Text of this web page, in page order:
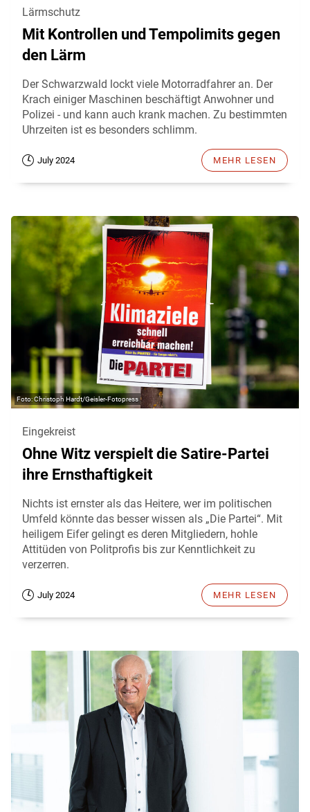
Lärmschutz
Mit Kontrollen und Tempolimits gegen
den Lärm
Der Schwarzwald lockt viele Motorradfahrer an. Der
Krach einiger Maschinen beschäftigt Anwohner und
Polizei - und kann auch krank machen. Zu bestimmten
Uhrzeiten ist es besonders schlimm.
July 2024 MEHR LESEN
Christoph Hardt/Geisler-Fotopress
Eingekreist
Ohne Witz verspielt die Satire-Partei
ihre Ernsthaftigkeit
Nichts ist ernster als das Heitere, wer im politischen
Umfeld könnte das besser wissen als „Die Partei“. Mit
heiligem Eifer gelingt es deren Mitgliedern, hohle
Attitüden von Politprofis bis zur Kenntlichkeit zu
verzerren.
July 2024 MEHR LESEN